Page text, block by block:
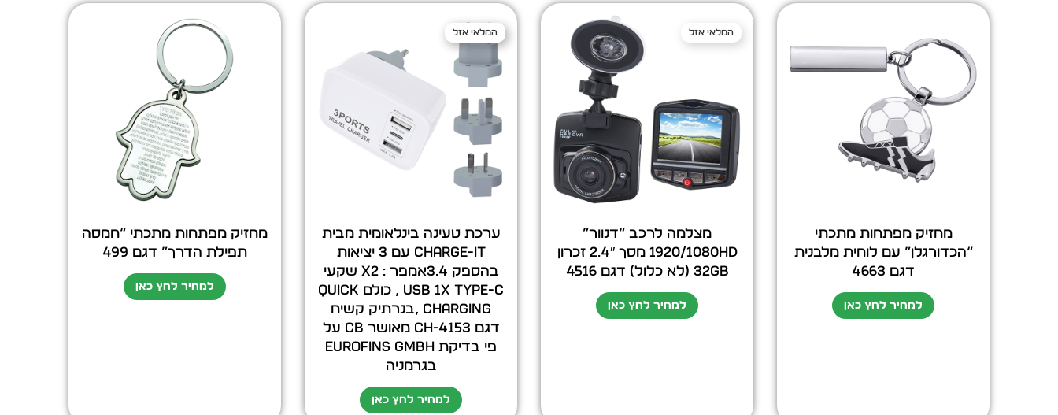
מחזיק מפתחות מתכתי
“הכדורגלן” עם לוחית מלבנית
דגם 4663
למחיר לחץ כאן
המלאי אזל
מצלמה לרכב “דנוור”
1920/1080HD מסך 2.4″ זכרון
32GB (לא כלול) דגם 4516
למחיר לחץ כאן
המלאי אזל
המלאי אזל
ערכת טעינה בינלאומית מבית
Charge-it עם 3 יציאות
בהספק 3.4אמפר : X2 שקעי
USB 1X TYPE-C , כולם Quick
Charging ,בנרתיק קשיח
דגם CH-4153 מאושר CB על
פי בדיקת EuroFins Gmbh
בגרמניה
למחיר לחץ כאן
מחזיק מפתחות מתכתי “חמסה
תפילת הדרך” דגם 499
למחיר לחץ כאן